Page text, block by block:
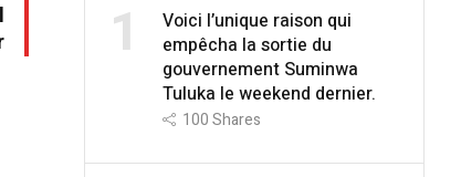
1
Voici l’unique raison qui
empêcha la sortie du
gouvernement Suminwa
Tuluka le weekend dernier.
100Shares